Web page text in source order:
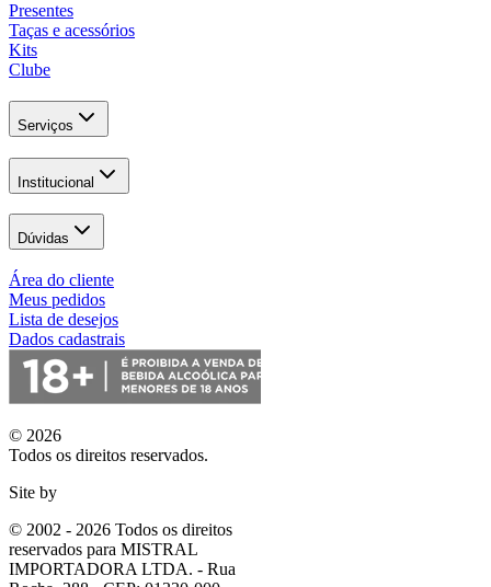
Presentes
Taças e acessórios
Kits
Clube
Serviços
Institucional
Dúvidas
Área do cliente
Meus pedidos
Lista de desejos
Dados cadastrais
© 2026
Todos os direitos reservados.
Site by
© 2002 - 2026 Todos os direitos
reservados para MISTRAL
IMPORTADORA LTDA. - Rua